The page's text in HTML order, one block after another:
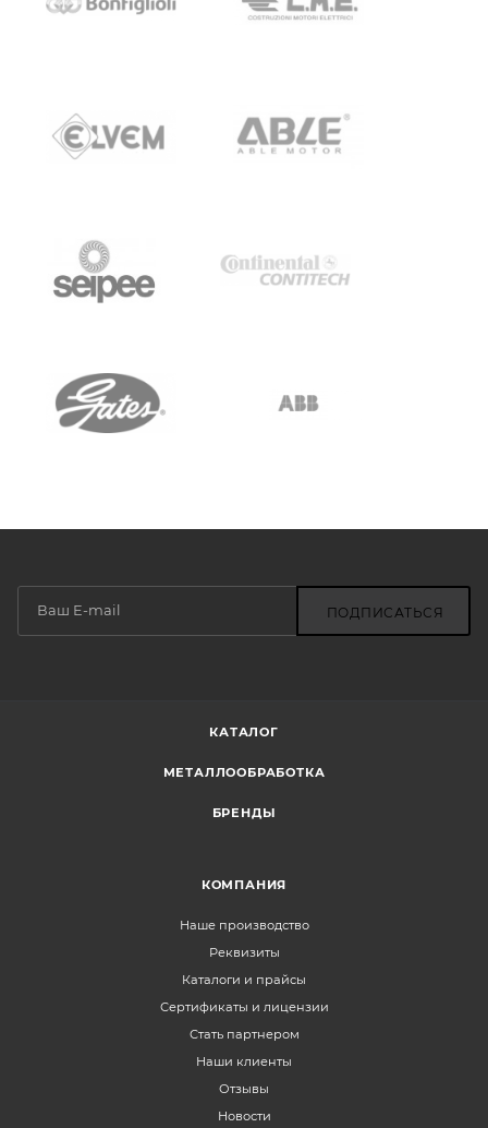
ПОДПИСАТЬСЯ
КАТАЛОГ
МЕТАЛЛООБРАБОТКА
БРЕНДЫ
КОМПАНИЯ
Наше производство
Реквизиты
Каталоги и прайсы
Сертификаты и лицензии
Стать партнером
Наши клиенты
Отзывы
Новости